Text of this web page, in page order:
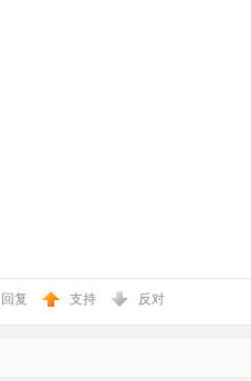
回复 支持 反对